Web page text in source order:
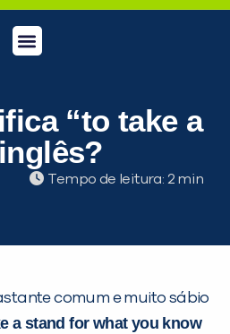
“to take a
Tempo de leitura:
comum e muito sábio
a stand for what you know